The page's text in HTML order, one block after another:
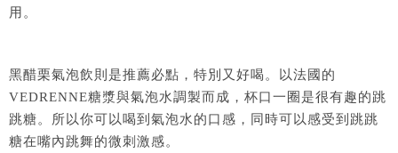
用。
黑醋栗氣泡飲則是推薦必點，特別又好喝。以法國的
VEDRENNE糖漿與氣泡水調製而成，杯口一圈是很有趣的跳
跳糖。所以你可以喝到氣泡水的口感，同時可以感受到跳跳
糖在嘴內跳舞的微刺激感。